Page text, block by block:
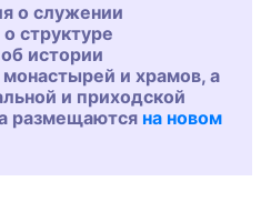
о служении
структуре
истории
и храмов, а
и приходской
размещаются на новом